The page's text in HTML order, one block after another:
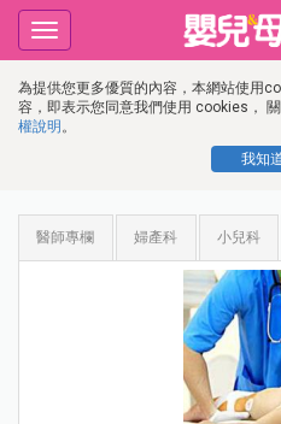
為提供您更多優質的內容，本網站使用
容，即表示您同意我們使用 cookies，
權說明 。
我知
Toggle
navigation
醫師專欄 婦產科 小兒科